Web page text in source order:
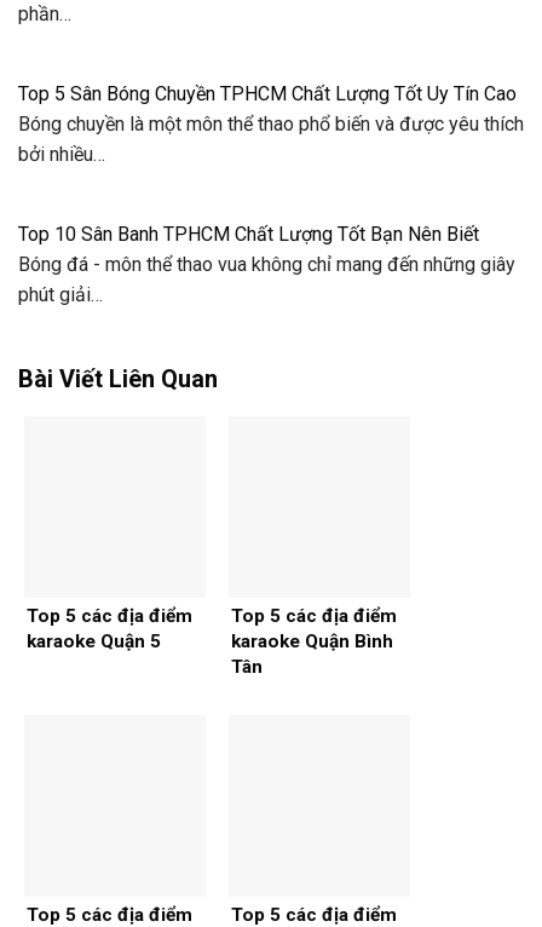
phần…
Top 5 Sân Bóng Chuyền TPHCM Chất Lượng Tốt Uy Tín Cao
Bóng chuyền là một môn thể thao phổ biến và được yêu thích
bởi nhiều…
Top 10 Sân Banh TPHCM Chất Lượng Tốt Bạn Nên Biết
Bóng đá - môn thể thao vua không chỉ mang đến những giây
phút giải…
Bài Viết Liên Quan
Top 5 các địa điểm
karaoke Quận 5
Top 5 các địa điểm
karaoke Quận Bình
Tân
Top 5 các địa điểm
Top 5 các địa điểm